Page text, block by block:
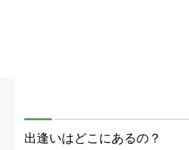
出逢いはどこにあるの？